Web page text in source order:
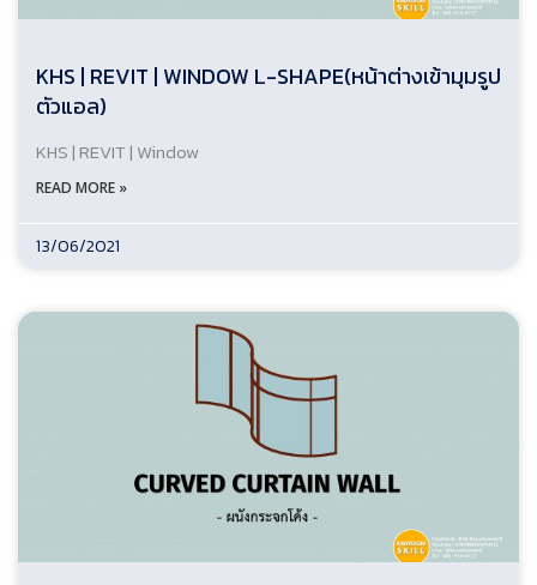
KHS | REVIT | WINDOW L-SHAPE(หน้าต่างเข้ามุมรูป
ตัวแอล)
KHS | REVIT | Window
READ MORE »
13/06/2021